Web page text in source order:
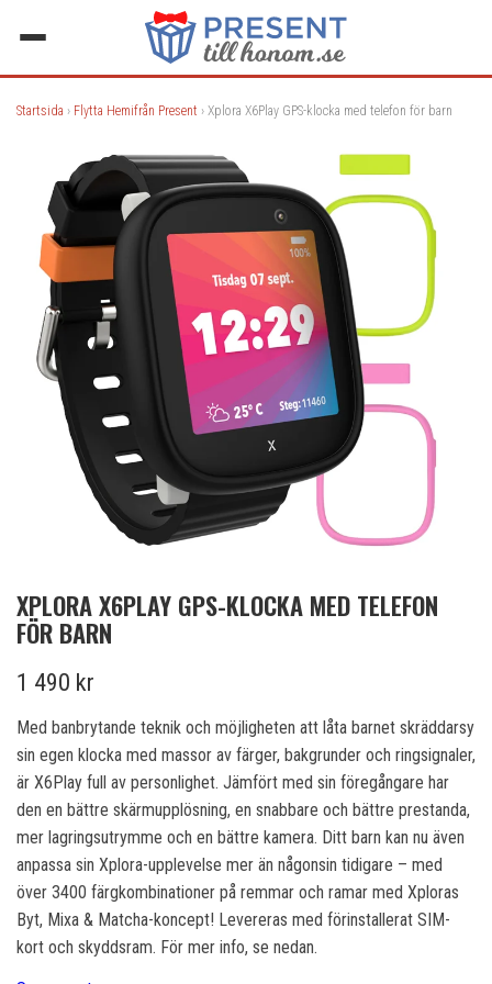
Startsida › Flytta Hemifrån Present › Xplora X6Play GPS-klocka med telefon för barn
XPLORA X6PLAY GPS-KLOCKA MED TELEFON
FÖR BARN
1 490 kr
Med banbrytande teknik och möjligheten att låta barnet skräddarsy
sin egen klocka med massor av färger, bakgrunder och ringsignaler,
är X6Play full av personlighet. Jämfört med sin föregångare har
den en bättre skärmupplösning, en snabbare och bättre prestanda,
mer lagringsutrymme och en bättre kamera. Ditt barn kan nu även
anpassa sin Xplora-upplevelse mer än någonsin tidigare – med
över 3400 färgkombinationer på remmar och ramar med Xploras
Byt, Mixa & Matcha-koncept! Levereras med förinstallerat SIM-
kort och skyddsram. För mer info, se nedan.